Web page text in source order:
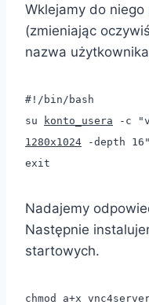
Wklejamy do
(zmieniając
nazwa
#!/bin/bash
su
konto_usera -c
1280x1024 -depth 16"
exit
Nadajemy
Następnie
startowych.
chmod a+x